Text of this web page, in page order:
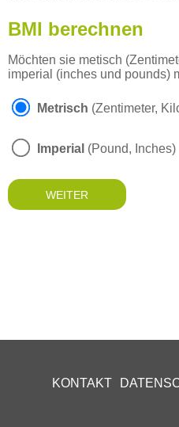
BMI berechnen
Möchten sie metisch
imperial (inches und pounds)
Metrisch (Zentimeter,
Imperial (Pound, Inches)
KONTAKT